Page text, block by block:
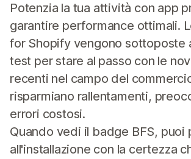
Potenzia la tua attività con app
garantire performance ottimali.
for Shopify vengono sottoposte
test per stare al passo con le
recenti nel campo del
risparmiano rallentamenti,
errori costosi.
Quando vedi il badge BFS, puoi
all'installazione con la certezza